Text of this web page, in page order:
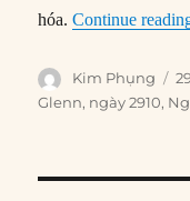
hóa.Continue
Author
Kim Phụng
Glenn, ngày 2910,